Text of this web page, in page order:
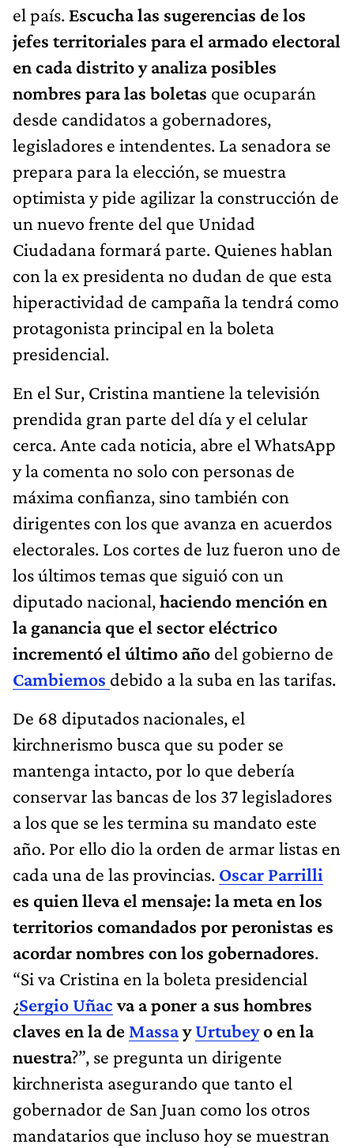
el país. Escucha las sugerencias de los
jefes territoriales para el armado electoral
en cada distrito y analiza posibles
nombres para las boletas que ocuparán
desde candidatos a gobernadores,
legisladores e intendentes. La senadora se
prepara para la elección, se muestra
optimista y pide agilizar la construcción de
un nuevo frente del que Unidad
Ciudadana formará parte. Quienes hablan
con la ex presidenta no dudan de que esta
hiperactividad de campaña la tendrá como
protagonista principal en la boleta
presidencial.
En el Sur, Cristina mantiene la televisión
prendida gran parte del día y el celular
cerca. Ante cada noticia, abre el WhatsApp
y la comenta no solo con personas de
máxima confianza, sino también con
dirigentes con los que avanza en acuerdos
electorales. Los cortes de luz fueron uno de
los últimos temas que siguió con un
diputado nacional,haciendo mención en
la ganancia que el sector eléctrico
incrementó el último año del gobierno de
Cambiemos debido a la suba en las tarifas.
De 68 diputados nacionales, el
kirchnerismo busca que su poder se
mantenga intacto, por lo que debería
conservar las bancas de los 37 legisladores
a los que se les termina su mandato este
año. Por ello dio la orden de armar listas en
cada una de las provincias. Oscar Parrilli
es quien lleva el mensaje: la meta en los
territorios comandados por peronistas es
acordar nombres con los gobernadores.
“Si va Cristina en la boleta presidencial
¿Sergio Uñacva a poner a sus hombres
claves en la de MassayUrtubeyo en la
nuestra?”, se pregunta un dirigente
kirchnerista asegurando que tanto el
gobernador de San Juan como los otros
mandatarios que incluso hoy se muestran